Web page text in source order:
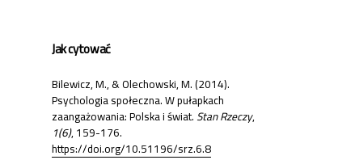
Jak cytować
Bilewicz, M., & Olechowski, M. (2014).
Psychologia społeczna. W pułapkach
zaangażowania: Polska i świat.Stan Rzeczy,
1(6), 159-176.
https://doi.org/10.51196/srz.6.8